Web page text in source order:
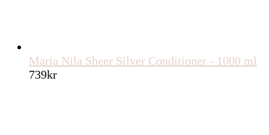
Maria Nila Sheer Silver Conditioner - 1000 ml
739kr